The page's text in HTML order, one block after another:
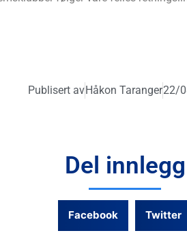
Publisert avHåkon Taranger22/
Del innlegg
Facebook Twitter